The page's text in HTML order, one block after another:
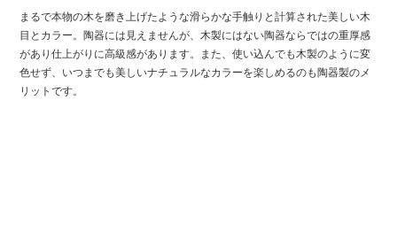
まるで本物の木を磨き上げたような滑らかな手触りと計算された美しい木
目とカラー。陶器には見えませんが、木製にはない陶器ならではの重厚感
があり仕上がりに高級感があります。また、使い込んでも木製のように変
色せず、いつまでも美しいナチュラルなカラーを楽しめるのも陶器製のメ
リットです。